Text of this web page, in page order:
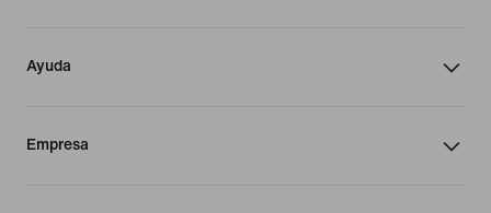
Ayuda
Empresa